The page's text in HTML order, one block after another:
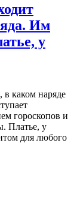
Им
у
в каком наряде
гороскопов и
Платье, у
для любого